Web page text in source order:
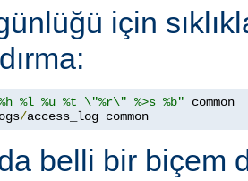
için
%l %u %t \"%r\" %>s %b"
/access_log common
belli bir biçem